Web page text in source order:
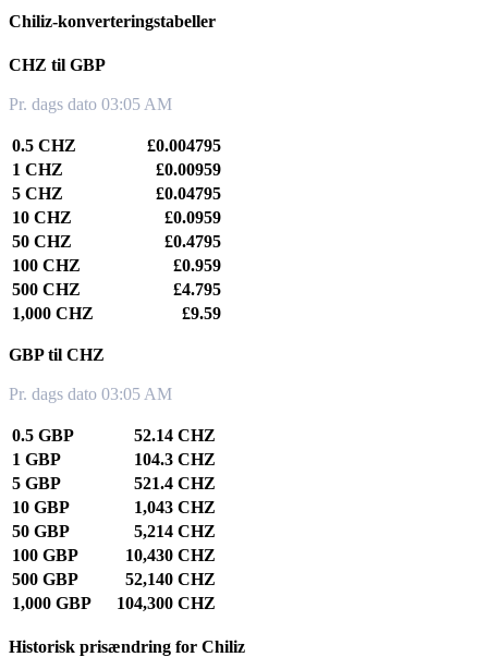
Chiliz-konverteringstabeller
CHZ til GBP
Pr. dags dato 03:05 AM
0.5 CHZ
£0.004795
1 CHZ
£0.00959
5 CHZ
£0.04795
10 CHZ
£0.0959
50 CHZ
£0.4795
100 CHZ
£0.959
500 CHZ
£4.795
1,000 CHZ
£9.59
GBP til CHZ
Pr. dags dato 03:05 AM
0.5 GBP
52.14 CHZ
1 GBP
104.3 CHZ
5 GBP
521.4 CHZ
10 GBP
1,043 CHZ
50 GBP
5,214 CHZ
100 GBP
10,430 CHZ
500 GBP
52,140 CHZ
1,000 GBP
104,300 CHZ
Historisk prisændring for Chiliz